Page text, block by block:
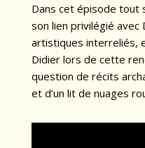
Dans cet épisode tout
son lien privilégié
artistiques interreliés,
Didier lors de cette
question de récits
et d’un lit de nuages